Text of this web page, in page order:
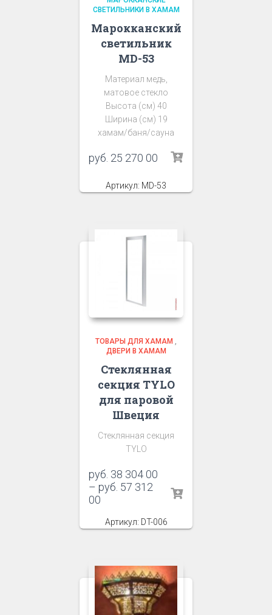
СВЕТИЛЬНИКИ В ХАМАМ
Марокканский
светильник
MD-53
Материал медь,
матовое стекло
Высота (см) 40
Ширина (см) 19
хамам/баня/сауна
руб. 25 270 00
Артикул: MD-53
ТОВАРЫ ДЛЯ ХАМАМ ,
ДВЕРИ В ХАМАМ
Стеклянная
секция TYLO
для паровой
Швеция
Стеклянная секция
TYLO
руб. 38 304 00
– руб. 57 312
00
Артикул: DT-006